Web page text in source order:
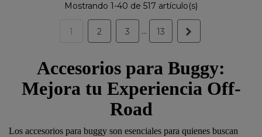
Mostrando 1-40 de 517 artículo(s)
1 2 3 … 13
Accesorios para Buggy:
Mejora tu Experiencia Off-
Road
Los accesorios para buggy son esenciales para quienes buscan